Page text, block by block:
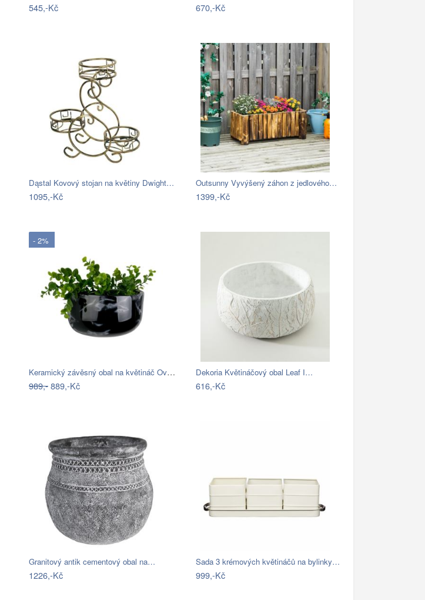
545,-Kč 670,-Kč
Dąstal Kovový stojan na květiny Dwight…
1095,-Kč
Outsunny Vyvýšený záhon z jedlového…
1399,-Kč
- 2%
Keramický závěsný obal na květináč Oval…
989,-889,-Kč
Dekoria Květináčový obal Leaf I…
616,-Kč
Granitový antik cementový obal na…
1226,-Kč
Sada 3 krémových květináčů na bylinky…
999,-Kč